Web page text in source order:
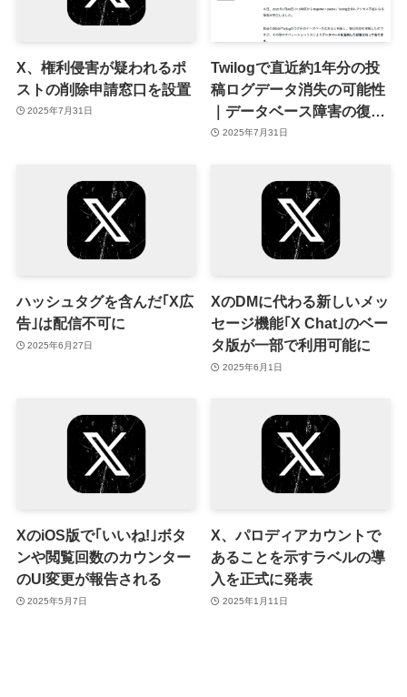
X、権利侵害が疑われるポ
ストの削除申請窓口を設置
2025年7月31日
Twilogで直近約1年分の投
稿ログデータ消失の可能性
｜データベース障害の復旧
ミス
2025年7月31日
ハッシュタグを含んだ｢X広
告｣は配信不可に
2025年6月27日
XのDMに代わる新しいメッ
セージ機能｢X Chat｣のベー
タ版が一部で利用可能に
2025年6月1日
XのiOS版で｢いいね!｣ボタ
ンや閲覧回数のカウンター
のUI変更が報告される
2025年5月7日
X、パロディアカウントで
あることを示すラベルの導
入を正式に発表
2025年1月11日